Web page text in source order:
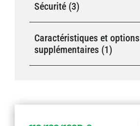
Sécurité (3)
Caractéristiques et options
supplémentaires (1)